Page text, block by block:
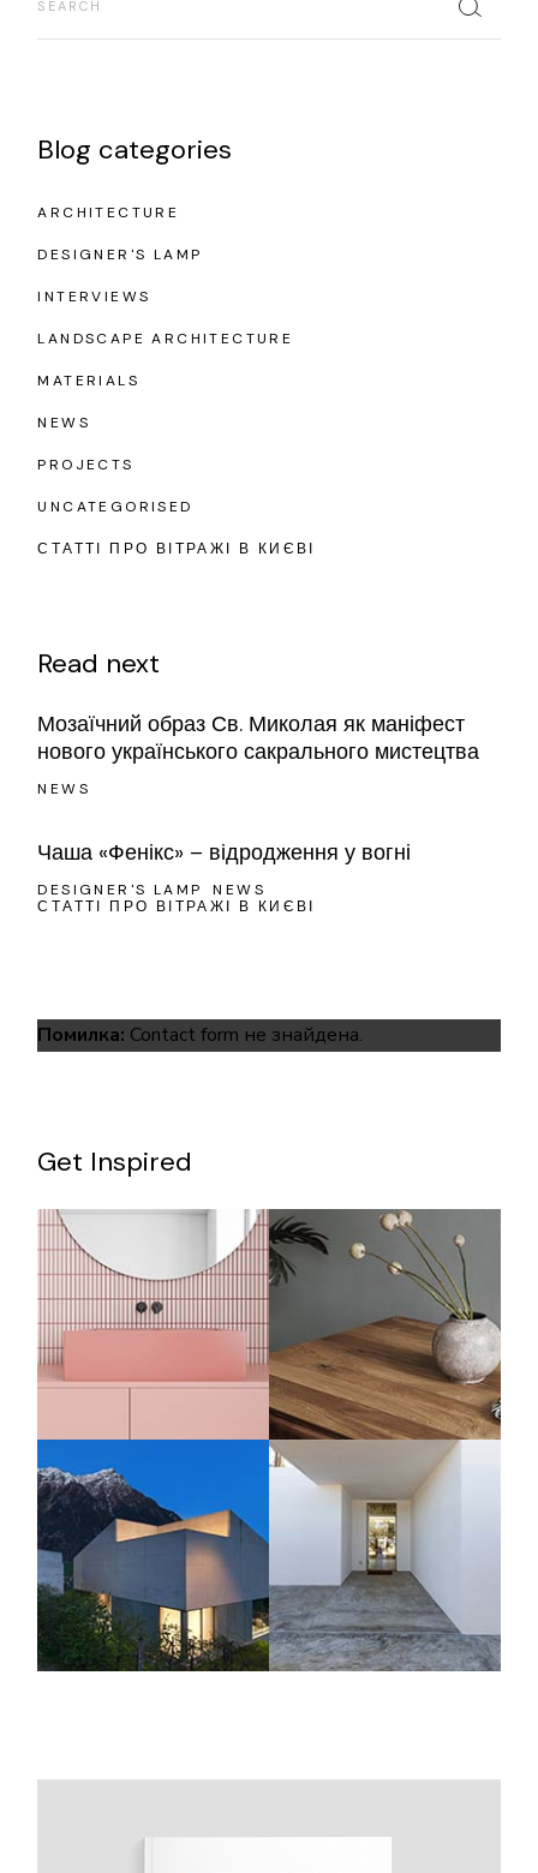
Blog categories
ARCHITECTURE
DESIGNER'S LAMP
INTERVIEWS
LANDSCAPE ARCHITECTURE
MATERIALS
NEWS
PROJECTS
UNCATEGORISED
СТАТТІ ПРО ВІТРАЖІ В КИЄВІ
Read next
Мозаїчний образ Св. Миколая як маніфест
нового українського сакрального мистецтва
NEWS
Чаша «Фенікс» – відродження у вогні
DESIGNER'S LAMP
NEWS
СТАТТІ ПРО ВІТРАЖІ В КИЄВІ
Помилка: Contact form не знайдена.
Get Inspired